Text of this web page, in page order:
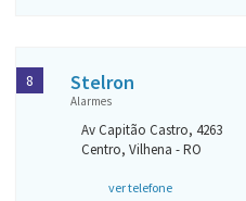
Stelron
Alarmes
Av Capitão Castro, 4263
Centro, Vilhena - RO
ver telefone
8